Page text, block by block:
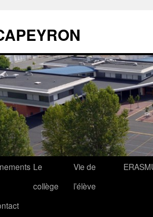
Le
collège
Vie de
l’élève